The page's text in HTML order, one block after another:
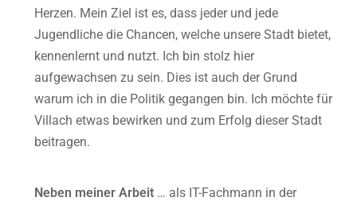
Herzen. Mein Ziel ist es, dass jeder und jede
Jugendliche die Chancen, welche unsere Stadt bietet,
kennenlernt und nutzt. Ich bin stolz hier
aufgewachsen zu sein. Dies ist auch der Grund
warum ich in die Politik gegangen bin. Ich möchte für
Villach etwas bewirken und zum Erfolg dieser Stadt
beitragen.
Neben meiner Arbeit … als IT-Fachmann in der